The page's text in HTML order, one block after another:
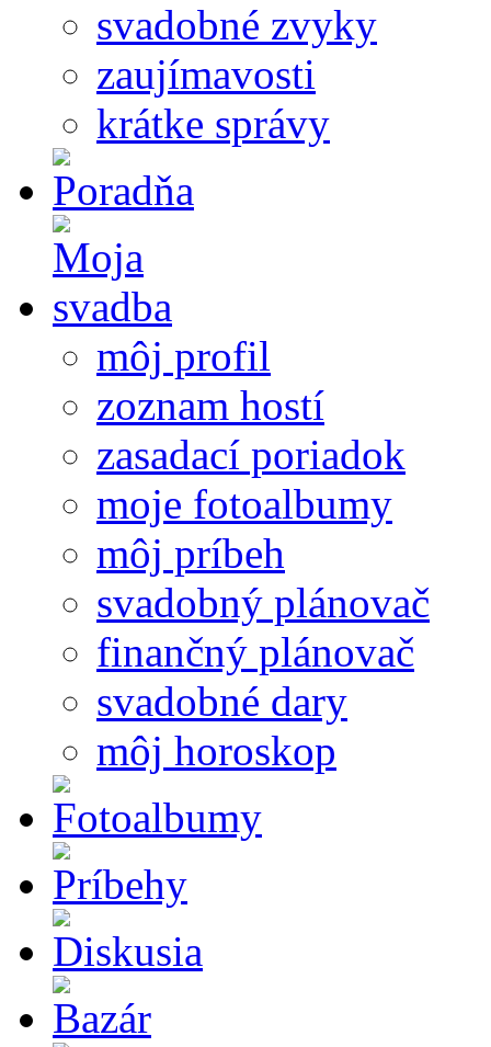
svadobné zvyky
zaujímavosti
krátke správy
môj profil
zoznam hostí
zasadací poriadok
moje fotoalbumy
môj príbeh
svadobný plánovač
finančný plánovač
svadobné dary
môj horoskop